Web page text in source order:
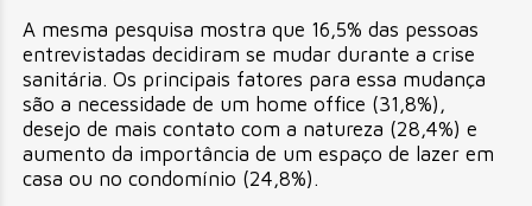
A mesma pesquisa mostra que 16,5% das pessoas
entrevistadas decidiram se mudar durante a crise
sanitária. Os principais fatores para essa mudança
são a necessidade de um home office (31,8%),
desejo de mais contato com a natureza (28,4%) e
aumento da importância de um espaço de lazer em
casa ou no condomínio (24,8%).